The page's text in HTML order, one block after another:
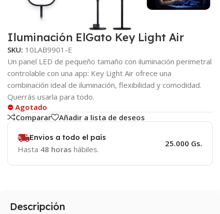
Iluminación ElGato Key Light Air
SKU: 10LAB9901-E
Un panel LED de pequeño tamaño con iluminación perimetral
controlable con una app: Key Light Air ofrece una
combinación ideal de iluminación, flexibilidad y comodidad.
Querrás usarla para todo.
⛔ Agotado
Comparar
Añadir a lista de deseos
Envios a todo el país
Hasta 48 horas hábiles.
25.000 Gs.
Descripción